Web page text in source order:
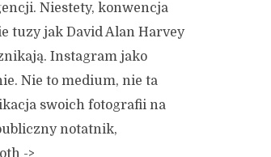
Niestety, konwencja
tuzy jak David Alan Harvey
Instagram jako
Nie to medium, nie ta
swoich fotografii na
notatnik,
->